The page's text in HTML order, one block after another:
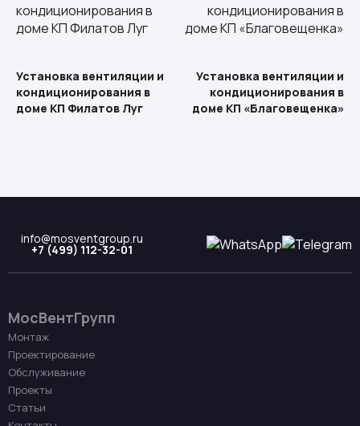
Установка вентиляции и
кондиционирования в
доме КП Филатов Луг
Установка вентиляции и
кондиционирования в
доме КП «Благовещенка»
info@mosventgroup.ru
+7 (499) 112-32-01
МосВентГрупп
Монтаж
Проектирование
Обслуживание
Проекты
Статьи